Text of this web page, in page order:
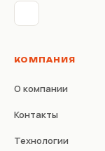
КОМПАНИЯ
О компании
Контакты
Технологии